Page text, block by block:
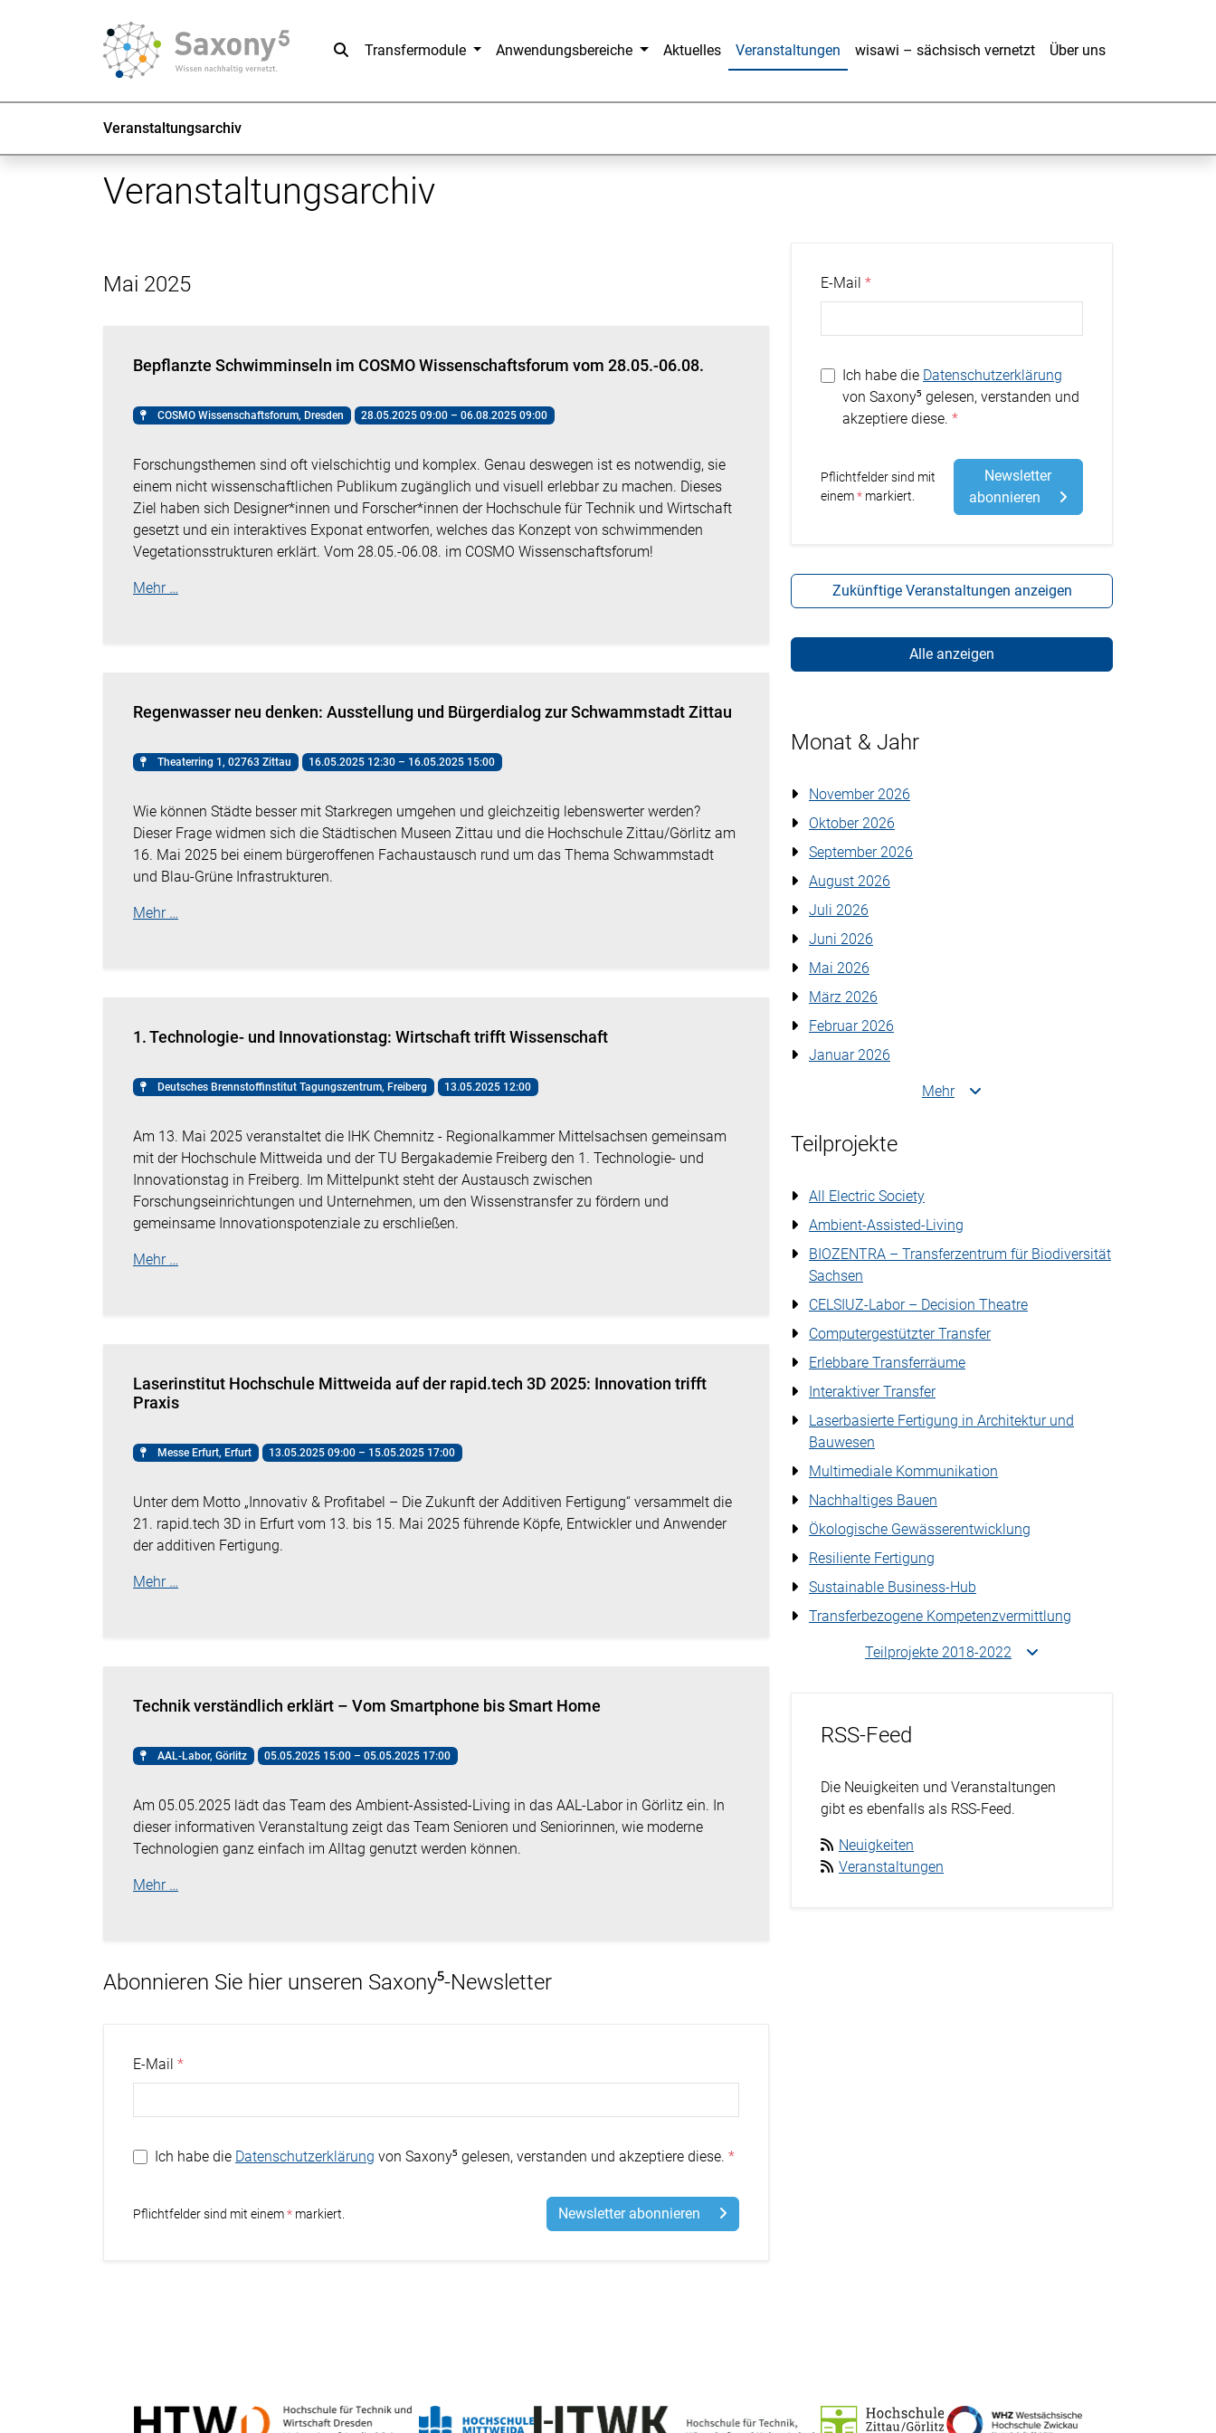
SucheTransfermodule Anwendungsbereiche Aktuelles Veranstaltungen wisawi – sächsisch vernetzt Über uns
Veranstaltungsarchiv
Veranstaltungsarchiv
Mai 2025
Bepflanzte Schwimminseln im COSMO Wissenschaftsforum vom 28.05.-06.08.
COSMO Wissenschaftsforum, Dresden 28.05.2025 09:00 – 06.08.2025 09:00
Forschungsthemen sind oft vielschichtig und komplex. Genau deswegen ist es notwendig, sie
einem nicht wissenschaftlichen Publikum zugänglich und visuell erlebbar zu machen. Dieses
Ziel haben sich Designer*innen und Forscher*innen der Hochschule für Technik und Wirtschaft
gesetzt und ein interaktives Exponat entworfen, welches das Konzept von schwimmenden
Vegetationsstrukturen erklärt. Vom 28.05.-06.08. im COSMO Wissenschaftsforum!
Mehr …
Regenwasser neu denken: Ausstellung und Bürgerdialog zur Schwammstadt Zittau
Theaterring 1, 02763 Zittau 16.05.2025 12:30 – 16.05.2025 15:00
Wie können Städte besser mit Starkregen umgehen und gleichzeitig lebenswerter werden?
Dieser Frage widmen sich die Städtischen Museen Zittau und die Hochschule Zittau/Görlitz am
16. Mai 2025 bei einem bürgeroffenen Fachaustausch rund um das Thema Schwammstadt
und Blau-Grüne Infrastrukturen.
Mehr …
1. Technologie- und Innovationstag: Wirtschaft trifft Wissenschaft
Deutsches Brennstoffinstitut Tagungszentrum, Freiberg 13.05.2025 12:00
Am 13. Mai 2025 veranstaltet die IHK Chemnitz - Regionalkammer Mittelsachsen gemeinsam
mit der Hochschule Mittweida und der TU Bergakademie Freiberg den 1. Technologie- und
Innovationstag in Freiberg. Im Mittelpunkt steht der Austausch zwischen
Forschungseinrichtungen und Unternehmen, um den Wissenstransfer zu fördern und
gemeinsame Innovationspotenziale zu erschließen.
Mehr …
Laserinstitut Hochschule Mittweida auf der rapid.tech 3D 2025: Innovation trifft
Praxis
Messe Erfurt, Erfurt 13.05.2025 09:00 – 15.05.2025 17:00
Unter dem Motto „Innovativ & Profitabel – Die Zukunft der Additiven Fertigung“ versammelt die
21. rapid.tech 3D in Erfurt vom 13. bis 15. Mai 2025 führende Köpfe, Entwickler und Anwender
der additiven Fertigung.
Mehr …
Technik verständlich erklärt – Vom Smartphone bis Smart Home
AAL-Labor, Görlitz 05.05.2025 15:00 – 05.05.2025 17:00
Am 05.05.2025 lädt das Team des Ambient-Assisted-Living in das AAL-Labor in Görlitz ein. In
dieser informativen Veranstaltung zeigt das Team Senioren und Seniorinnen, wie moderne
Technologien ganz einfach im Alltag genutzt werden können.
Mehr …
Abonnieren Sie hier unseren Saxony⁵-Newsletter
E-Mail
Ich habe die Datenschutzerklärung von Saxony⁵ gelesen, verstanden und akzeptiere diese.
Pflichtfelder sind mit einem Stern
markiert. Newsletter abonnieren
E-Mail
Ich habe die Datenschutzerklärung
von Saxony⁵ gelesen, verstanden und
akzeptiere diese.
Pflichtfelder sind mit
einem
Stern
markiert.
Newsletter
abonnieren
Zukünftige Veranstaltungen anzeigen
Alle anzeigen
Monat & Jahr
November 2026
Oktober 2026
September 2026
August 2026
Juli 2026
Juni 2026
Mai 2026
März 2026
Februar 2026
Januar 2026
Mehr
Teilprojekte
All Electric Society
Ambient-Assisted-Living
BIOZENTRA – Transferzentrum für Biodiversität
Sachsen
CELSIUZ-Labor – Decision Theatre
Computergestützter Transfer
Erlebbare Transferräume
Interaktiver Transfer
Laserbasierte Fertigung in Architektur und
Bauwesen
Multimediale Kommunikation
Nachhaltiges Bauen
Ökologische Gewässerentwicklung
Resiliente Fertigung
Sustainable Business-Hub
Transferbezogene Kompetenzvermittlung
Teilprojekte 2018-2022
RSS-Feed
Die Neuigkeiten und Veranstaltungen
gibt es ebenfalls als RSS-Feed.
Neuigkeiten
Veranstaltungen